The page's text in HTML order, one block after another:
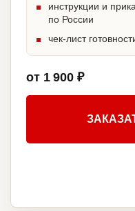
инструкции и
по России
чек-лист
от 1 900 ₽